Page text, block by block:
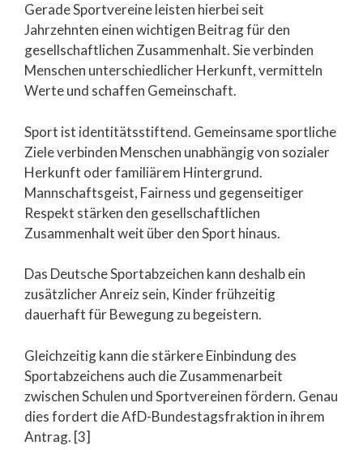
Gerade Sportvereine leisten hierbei seit
Jahrzehnten einen wichtigen Beitrag für den
gesellschaftlichen Zusammenhalt. Sie verbinden
Menschen unterschiedlicher Herkunft, vermitteln
Werte und schaffen Gemeinschaft.
Sport ist identitätsstiftend. Gemeinsame sportliche
Ziele verbinden Menschen unabhängig von sozialer
Herkunft oder familiärem Hintergrund.
Mannschaftsgeist, Fairness und gegenseitiger
Respekt stärken den gesellschaftlichen
Zusammenhalt weit über den Sport hinaus.
Das Deutsche Sportabzeichen kann deshalb ein
zusätzlicher Anreiz sein, Kinder frühzeitig
dauerhaft für Bewegung zu begeistern.
Gleichzeitig kann die stärkere Einbindung des
Sportabzeichens auch die Zusammenarbeit
zwischen Schulen und Sportvereinen fördern. Genau
dies fordert die AfD-Bundestagsfraktion in ihrem
Antrag. [3]